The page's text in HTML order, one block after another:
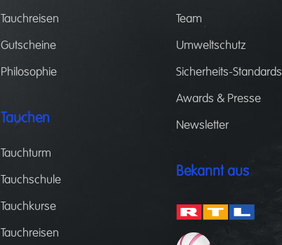
Tauchreisen
Gutscheine
Philosophie
Tauchen
Tauchturm
Tauchschule
Tauchkurse
Tauchreisen
Team
Umweltschutz
Sicherheits-Standards
Awards & Presse
Newsletter
Bekannt aus